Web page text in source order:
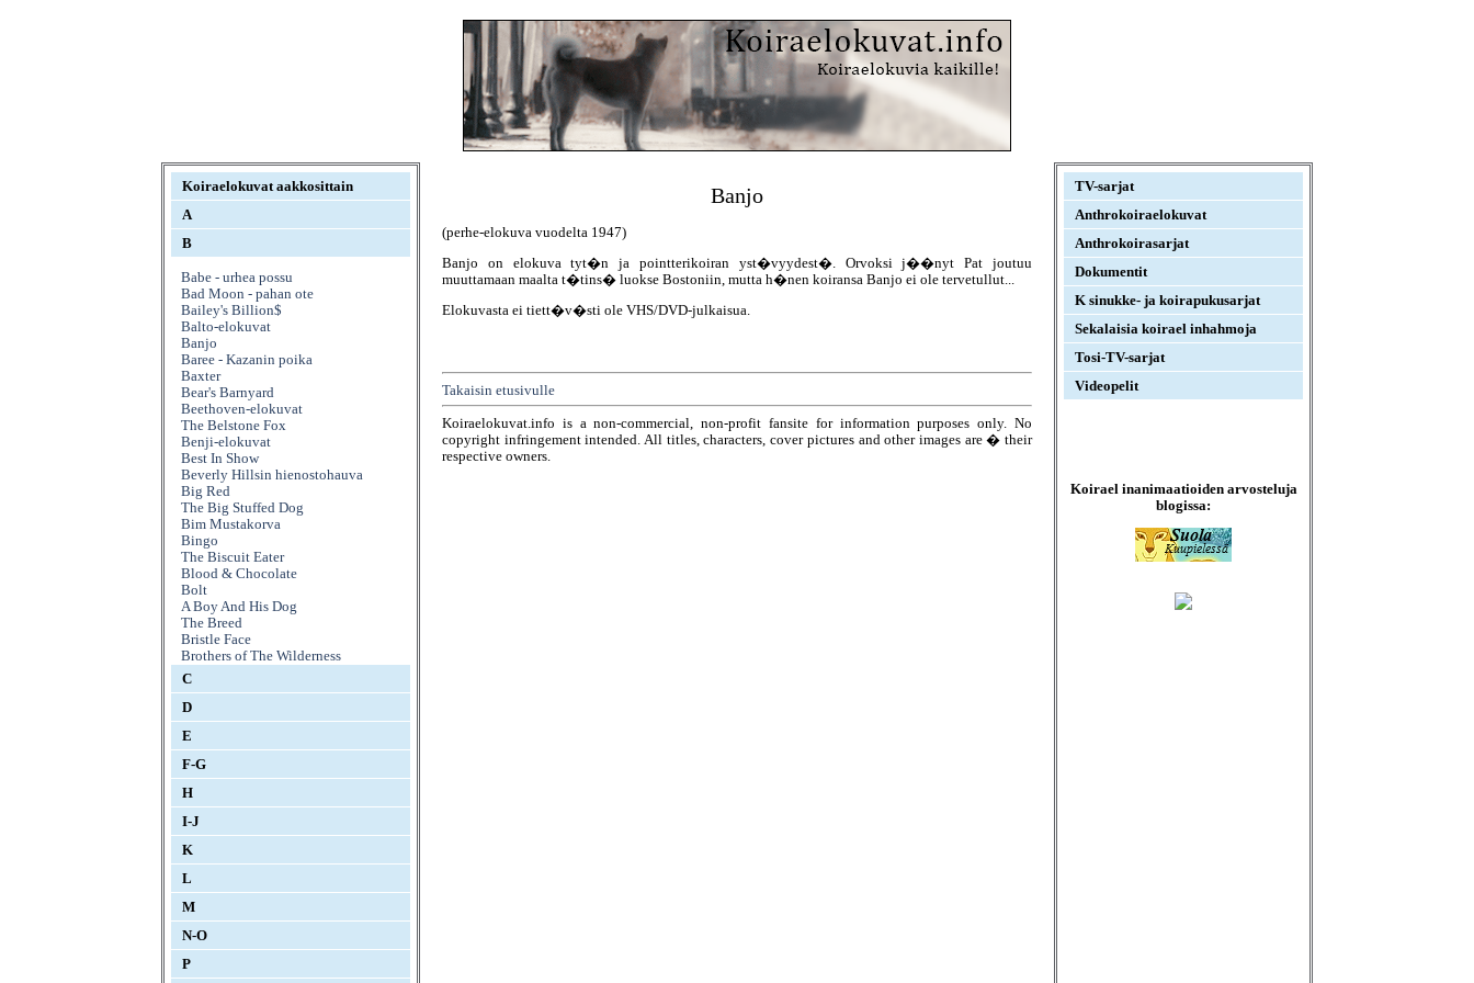
Koiraelokuvat aakkosittain
A
B
Babe - urhea possu
Bad Moon - pahan ote
Bailey's Billion$
Balto-elokuvat
Banjo
Baree - Kazanin poika
Baxter
Bear's Barnyard
Beethoven-elokuvat
The Belstone Fox
Benji-elokuvat
Best In Show
Beverly Hillsin hienostohauva
Big Red
The Big Stuffed Dog
Bim Mustakorva
Bingo
The Biscuit Eater
Blood & Chocolate
Bolt
A Boy And His Dog
The Breed
Bristle Face
Brothers of The Wilderness
C
D
E
F-G
H
I-J
K
L
M
N-O
P
TV-sarjat
Anthrokoiraelokuvat
Anthrokoirasarjat
Dokumentit
K sinukke- ja koirapukusarjat
Sekalaisia koirael inhahmoja
Tosi-TV-sarjat
Videopelit
Koirael inanimaatioiden arvosteluja
blogissa:
Banjo
(perhe-elokuva vuodelta 1947)
Banjo on elokuva tyt�n ja pointterikoiran yst�vyydest�. Orvoksi j��nyt Pat joutuu
muuttamaan maalta t�tins� luokse Bostoniin, mutta h�nen koiransa Banjo ei ole tervetullut...
Elokuvasta ei tiett�v�sti ole VHS/DVD-julkaisua.
Takaisin etusivulle
Koiraelokuvat.info is a non-commercial, non-profit fansite for information purposes only. No
copyright infringement intended. All titles, characters, cover pictures and other images are � their
respective owners.